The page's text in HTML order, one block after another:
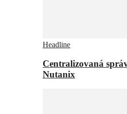
Headline
Centralizovaná
Nutanix